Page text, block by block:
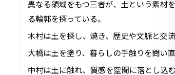
異なる領域をもつ三者が、土という素材
る輪郭を探っている。
木村は土を探し、焼き、歴史や文脈と交流
大橋は土を塗り、暮らしの手触りを問い直
中村は土に触れ、質感を空間に落とし込